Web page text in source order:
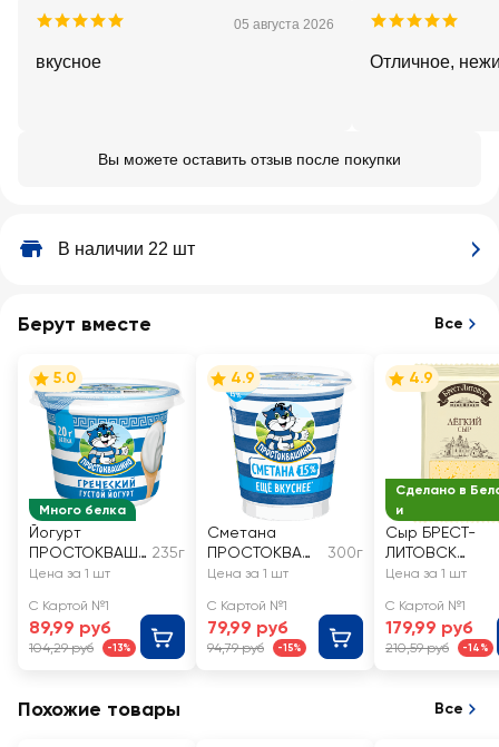
05 августа 2026
вкусное Отличное,
Вы можете оставить отзыв после покупки
В наличии 22 шт
Берут вместе Все
Много белка
5.0
Йогурт
ПРОСТОКВАШ
ИНО Греческий
235г
Цена за 1 шт
С Картой №1
89,99 руб
104,29 руб -13%
4.9
Сметана
ПРОСТОКВАШ
ИНО 15%, без
300г
Цена за 1 шт
С Картой №1
79,99 руб
94,79 руб -15%
Сделано в
и
4.9
Сыр БРЕСТ-
ЛИТОВСК
Легкий 35%,
Цена за 1 шт
С Картой №1
179,99 руб
210,59 руб -14%
Похожие товары Все